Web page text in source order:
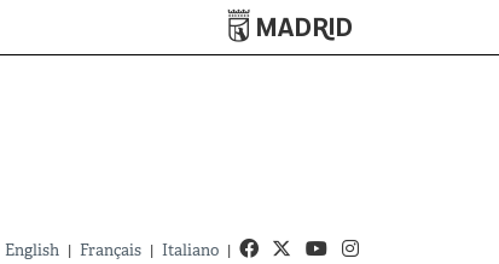
Turismo de Madrid
English | Français | Italiano | Facebook
TwitterYoutube
Instagram